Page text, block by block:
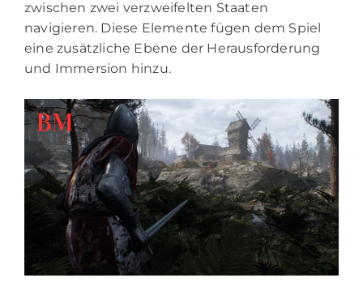
zwischen zwei verzweifelten Staaten
navigieren. Diese Elemente fügen dem Spiel
eine zusätzliche Ebene der Herausforderung
und Immersion hinzu.